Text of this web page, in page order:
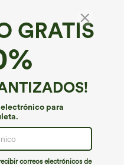
GRATIS
para
correos electrónicos de
con escote en